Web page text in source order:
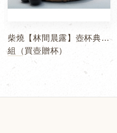
柴燒【林間晨露】壺杯典藏
組（買壺贈杯）